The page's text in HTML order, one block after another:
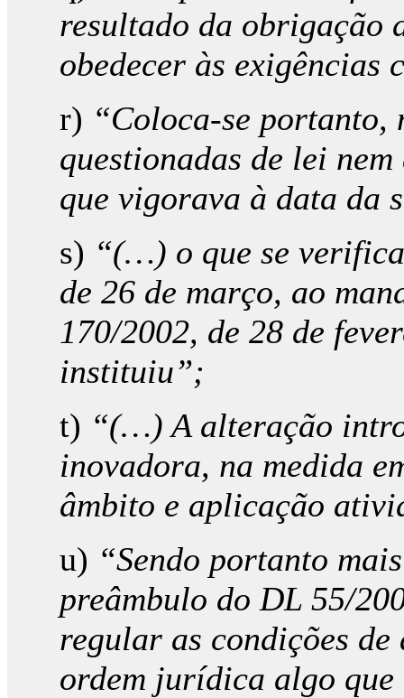
resultado da obrigação
obedecer às
r) “Coloca-se portanto,
questionadas de lei
que vigorava à data da
s) “(…) o que se verifica
de 26 de março, ao
170/2002, de 28 de
instituiu”;
t) “(…) A alteração
inovadora, na medida
âmbito e aplicação
u) “Sendo portanto
preâmbulo do DL 55/
regular as condições
ordem jurídica algo